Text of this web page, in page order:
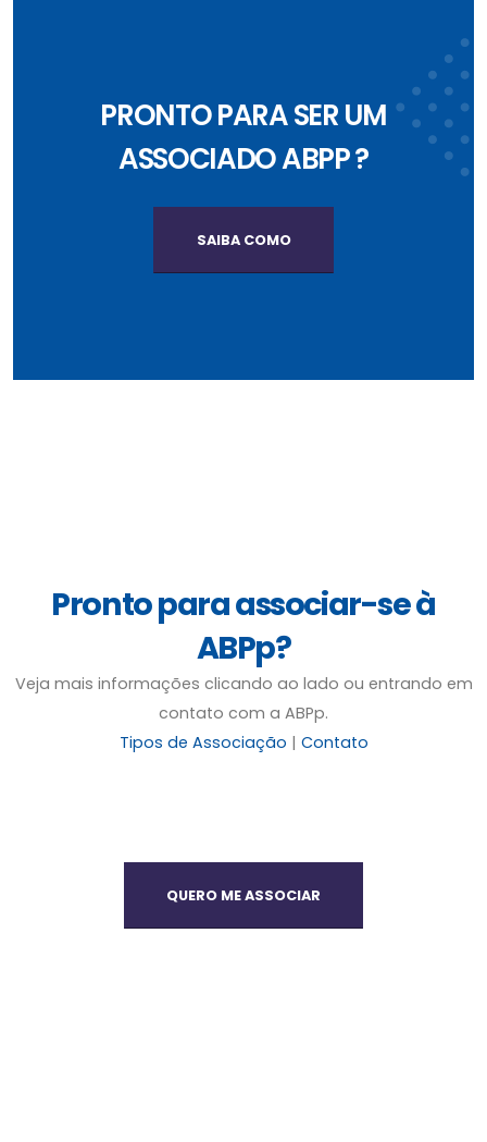
PRONTO PARA SER UM
ASSOCIADO ABPP ?
SAIBA COMO
Pronto para associar-se à
ABPp?
Veja mais informações clicando ao lado ou entrando em
contato com a ABPp.
Tipos de Associação | Contato
QUERO ME ASSOCIAR